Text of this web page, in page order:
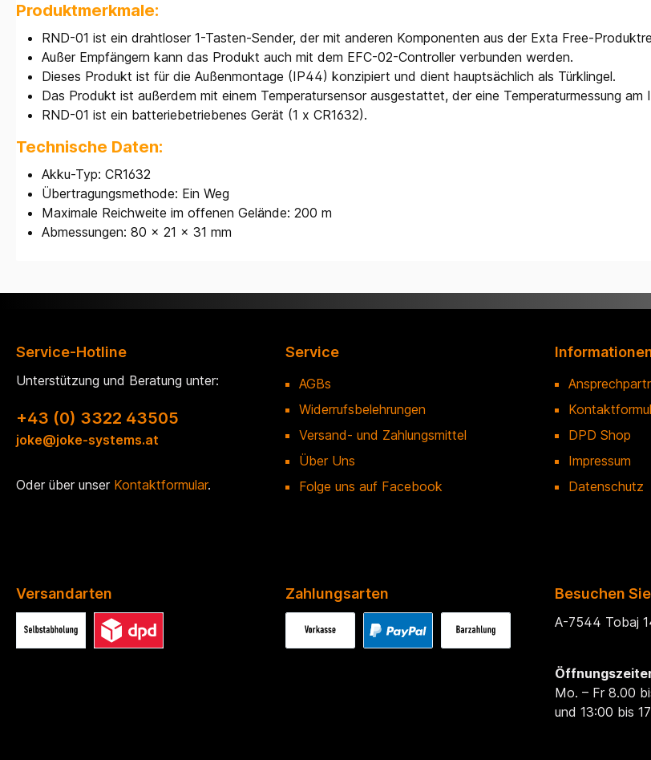
Produktmerkmale:
RND-01 ist ein drahtloser 1-Tasten-Sender, der mit anderen Komponenten aus der Exta Free-
Außer Empfängern kann das Produkt auch mit dem EFC-02-Controller verbunden werden.
Dieses Produkt ist für die Außenmontage (IP44) konzipiert und dient hauptsächlich als Türklingel.
Das Produkt ist außerdem mit einem Temperatursensor ausgestattet, der eine Temperaturmessung
RND-01 ist ein batteriebetriebenes Gerät (1 x CR1632).
Technische Daten:
Akku-Typ: CR1632
Übertragungsmethode: Ein Weg
Maximale Reichweite im offenen Gelände: 200 m
Abmessungen: 80 x 21 x 31 mm
Service-Hotline
Unterstützung und Beratung unter:
+43 (0) 3322 43505
joke@joke-systems.at
Oder über unser Kontaktformular.
Service
AGBs
Widerrufsbelehrungen
Versand- und Zahlungsmittel
Über Uns
Folge uns auf Facebook
DPD Shop
Impressum
Datenschutz
Versandarten Zahlungsarten Besuchen
A-7544 Tobaj
Mo. – Fr 8.00
und 13:00 bis